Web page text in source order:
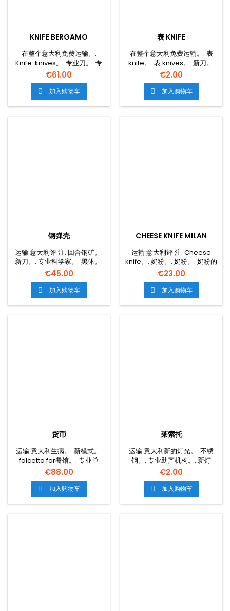
KNIFE BERGAMO
在整个意大利免费运输。.
Knife. knives。. 专业刀。. 专
业博士。. 新刀。. 新刀。. 无休
止的刀。. 无钢壳。.
€61.00
 加入购物车
表 KNIFE
在整个意大利免费运输。. 表
knife。. 表 knives。. 新刀。.
专业博士。. 新刀。. 专业刀。.
钢壳。. 新的表格
€2.00
 加入购物车
钢弹壳
运输 意大利评 注. 回合钢矿。.
新刀。. 专业科学家。. 黑体。.
€45.00
 加入购物车
CHEESE KNIFE MILAN
运输 意大利评 注. Cheese
knife。. 奶粉。. 奶粉。. 奶粉的
硬钢壳。. 新的奶粉。.
€23.00
 加入购物车
货币
运输 意大利生病。. 新模式。.
falcetta for餐馆。. 专业单
元。. 新模式。. 无钢桶。.
€88.00
 加入购物车
莱索托
运输 意大利新的灯光。. 不锈
钢。. 专业助产机构。. 新灯
片。. 手无寸铁的钢。.
€2.00
 加入购物车